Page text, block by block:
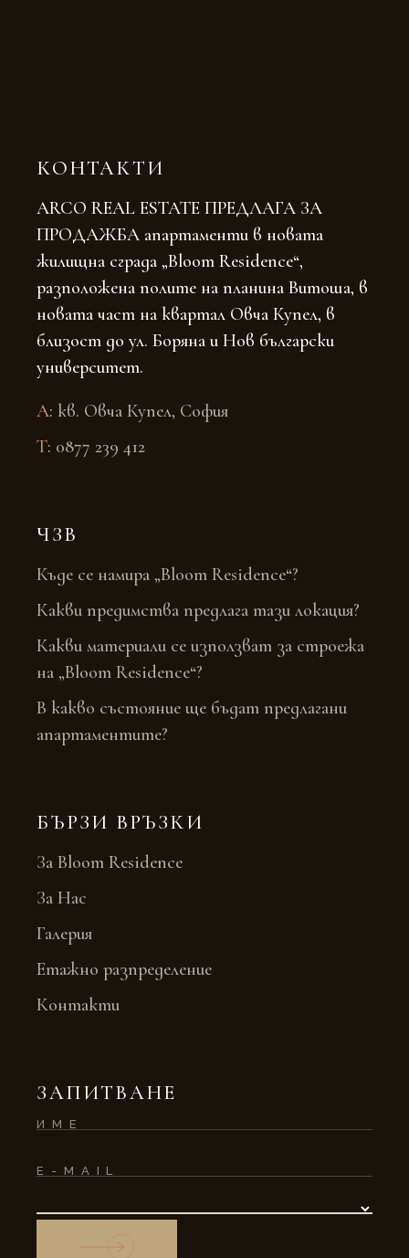
КОНТАКТИ
ARCO REAL ESTATE ПРЕДЛАГА ЗА
ПРОДАЖБА апартаменти в новата
жилищна сграда „Bloom Residence“,
разположена полите на планина Витоша, в
новата част на квартал Овча Купел, в
близост до ул. Боряна и Нов български
университет.
A:кв. Овча Купел, София
T: 0877 239 412
ЧЗВ
Къде се намира „Bloom Residence“?
Какви предимства предлага тази локация?
Какви материали се използват за строежа
на „Bloom Residence“?
В какво състояние ще бъдат предлагани
апартаментите?
БЪРЗИ ВРЪЗКИ
За Bloom Residence
За Нас
Галерия
Етажно разпределение
Контакти
ЗАПИТВАНЕ